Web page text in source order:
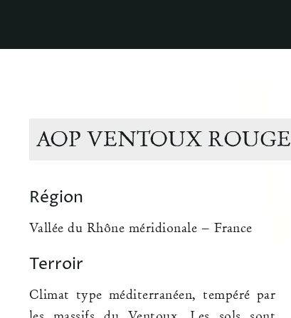
AOP VENTOUX ROUGE
Région
Vallée du Rhône méridionale – France
Terroir
Climat type méditerranéen, tempéré par